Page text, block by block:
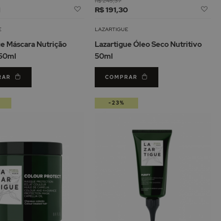
Adicionar
Lista
Desejos
Máscara Nutrição
R$ 191,30
LAZARTIGUE
Lazartigue Óleo Seco Nutritivo
50ml
COMPRAR
-23%